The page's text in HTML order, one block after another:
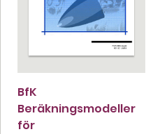
BfK
Beräkningsmodeller
för